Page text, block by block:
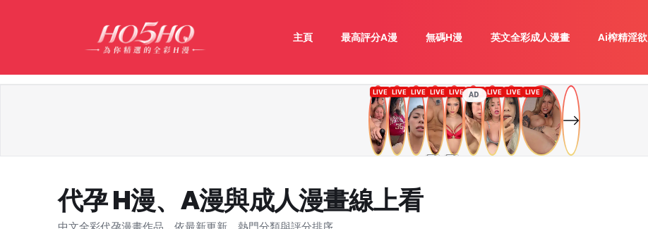
主頁 最高評分A漫 無碼H漫 英文全彩成人漫畫 Ai榨精淫欲
AD
代孕 H漫、A漫與成人漫畫線上看